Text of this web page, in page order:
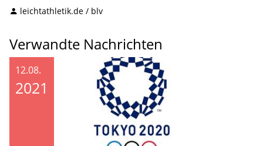
leichtathletik.de / blv
Verwandte Nachrichten
12.08.
2021